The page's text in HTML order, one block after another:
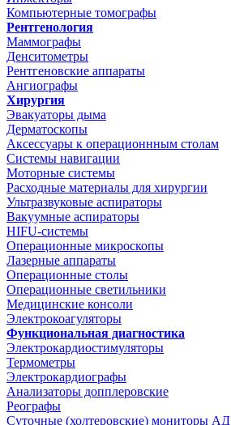
Компьютерные томографы
Рентгенология
Маммографы
Денситометры
Рентгеновские аппараты
Ангиографы
Хирургия
Эвакуаторы дыма
Дерматоскопы
Аксессуары к операционнным столам
Системы навигации
Моторные системы
Расходные материалы для хирургии
Ультразвуковые аспираторы
Вакуумные аспираторы
HIFU-системы
Операционные микроскопы
Лазерные аппараты
Операционные столы
Операционные светильники
Медицинские консоли
Электрокоагуляторы
Функциональная диагностика
Электрокардиостимуляторы
Термометры
Электрокардиографы
Анализаторы допплеровские
Реографы
Суточные (холтеровские) мониторы АД